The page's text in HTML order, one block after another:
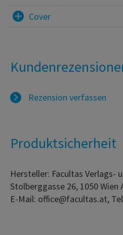
Cover
Rezension verfassen
Produktsicherheit
Hersteller: Facultas Verlags-
Stolberggasse 26, 1050 Wien
E-Mail: office@facultas.at,